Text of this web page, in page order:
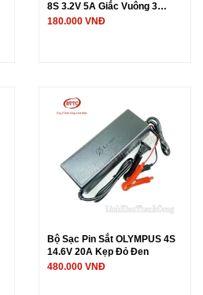
8S 3.2V 5A Giắc Vuông 3
Chấu
180.000 VNĐ
Bộ Sạc Pin Sắt OLYMPUS 4S
14.6V 20A Kẹp Đỏ Đen
480.000 VNĐ